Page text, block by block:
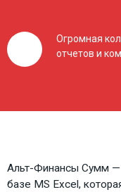
Огромная
отчетов и
Альт-Финансы Сумм —
базе MS Excel,